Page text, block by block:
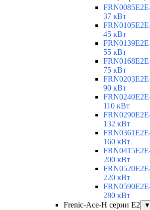
37 кВт
45 кВт
55 кВт
75 кВт
90 кВт
110 кВт
132 кВт
160 кВт
200 кВт
220 кВт
280 кВт
Frenic-Ace-H серии E2
▼